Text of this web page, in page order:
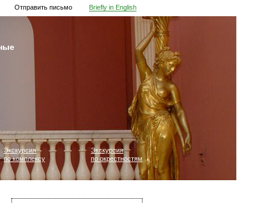
Отправить письмо Briefly in English
Экскурсия
по окрестностям
Экскурсия
по комплексу